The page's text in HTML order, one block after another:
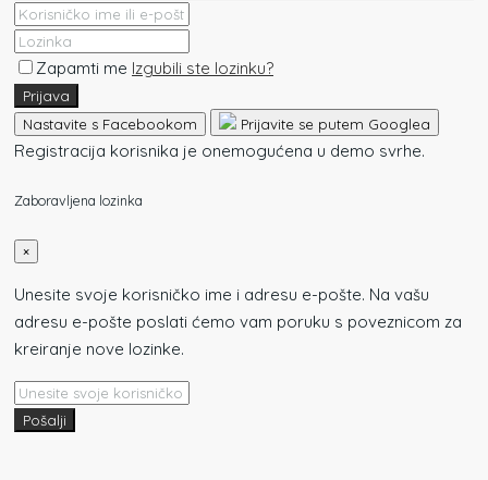
Zapamti me Izgubili ste lozinku?
Prijava
Nastavite s Facebookom
Prijavite se putem Googlea
Registracija korisnika je onemogućena u demo svrhe.
Zaboravljena lozinka
×
Unesite svoje korisničko ime i adresu e-pošte. Na vašu
adresu e-pošte poslati ćemo vam poruku s poveznicom za
kreiranje nove lozinke.
Pošalji